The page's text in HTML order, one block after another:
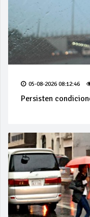
05-08-2026 08:12:46
Persisten